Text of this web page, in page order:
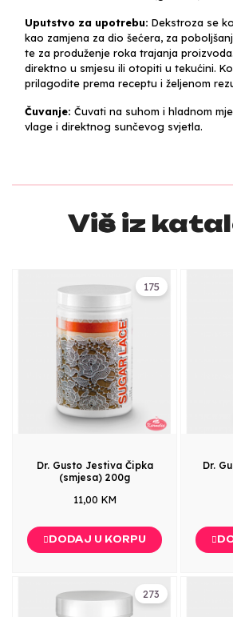
Uputstvo za upotrebu: Dekstroza se
kao zamjena za dio šećera, za
te za produženje roka trajanja
direktno u smjesu ili otopiti u tekućini.
prilagodite prema receptu i željenom
Čuvanje: Čuvati na suhom i hladnom
vlage i direktnog sunčevog svjetla.
Više iz
175
Dr. Gusto Jestiva Čipka
(smjesa) 200g
11,00 KM
DODAJ U KORPU
Dr.
273